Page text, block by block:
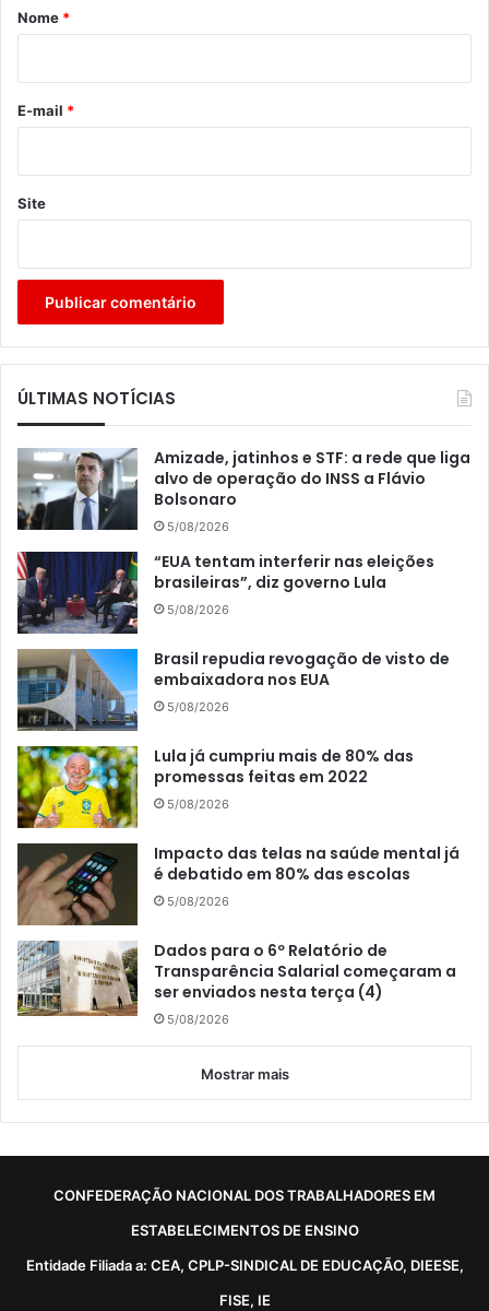
r
*
Nome *
E-mail *
Site
ÚLTIMAS NOTÍCIAS
Amizade, jatinhos e STF: a rede que liga
alvo de operação do INSS a Flávio
Bolsonaro
5/08/2026
“EUA tentam interferir nas eleições
brasileiras”, diz governo Lula
5/08/2026
Brasil repudia revogação de visto de
embaixadora nos EUA
5/08/2026
Lula já cumpriu mais de 80% das
promessas feitas em 2022
5/08/2026
Impacto das telas na saúde mental já
é debatido em 80% das escolas
5/08/2026
Dados para o 6º Relatório de
Transparência Salarial começaram a
ser enviados nesta terça (4)
5/08/2026
Mostrar mais
CONFEDERAÇÃO NACIONAL DOS TRABALHADORES EM
ESTABELECIMENTOS DE ENSINO
Entidade Filiada a: CEA, CPLP-SINDICAL DE EDUCAÇÃO, DIEESE,
FISE, IE